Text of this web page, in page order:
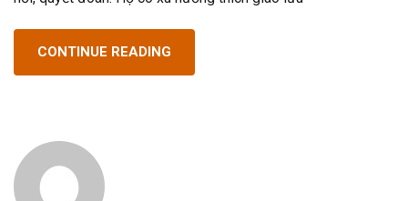
CONTINUE READING